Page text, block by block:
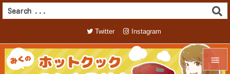

Twitter Instagram